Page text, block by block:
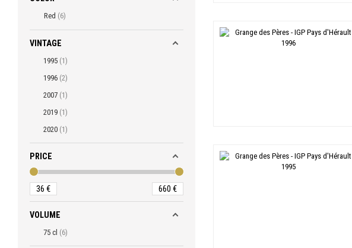
Red 6
VINTAGE
1995 1
1996 2
2007 1
2019 1
2020 1
PRICE
36 € 660 €
VOLUME
75 cl 6